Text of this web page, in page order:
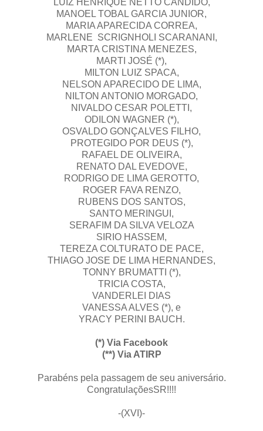
LUIZ HENRIQUE NETTO CANDIDO,
MANOEL TOBAL GARCIA JUNIOR,
MARIA APARECIDA CORREA,
MARLENE SCRIGNHOLI SCARANANI,
MARTA CRISTINA MENEZES,
MARTI JOSÉ (*),
MILTON LUIZ SPACA,
NELSON APARECIDO DE LIMA,
NILTON ANTONIO MORGADO,
NIVALDO CESAR POLETTI,
ODILON WAGNER (*),
OSVALDO GONÇALVES FILHO,
PROTEGIDO POR DEUS (*),
RAFAEL DE OLIVEIRA,
RENATO DAL EVEDOVE,
RODRIGO DE LIMA GEROTTO,
ROGER FAVA RENZO,
RUBENS DOS SANTOS,
SANTO MERINGUI,
SERAFIM DA SILVA VELOZA
SIRIO HASSEM,
TEREZA COLTURATO DE PACE,
THIAGO JOSE DE LIMA HERNANDES,
TONNY BRUMATTI (*),
TRICIA COSTA,
VANDERLEI DIAS
VANESSA ALVES (*), e
YRACY PERINI BAUCH.
(*) Via Facebook
(**) Via ATIRP
Parabéns pela passagem de seu aniversário.
CongratulaçõesSR!!!!
-(XVI)-